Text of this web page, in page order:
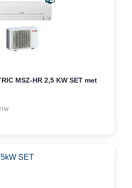
MSZ-HR 2,5 KW SET met